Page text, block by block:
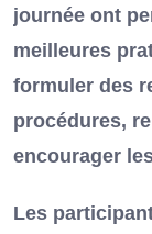
journée ont
meilleures
formuler des
procédures,
encourager
Les